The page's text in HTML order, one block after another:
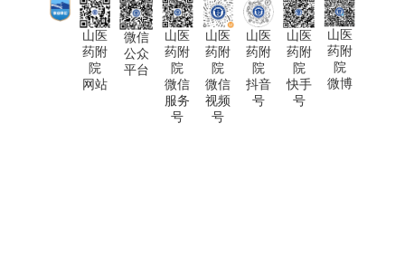
山医
药附
院
网站
微信
公众
平台
山医
药附
院
微信
服务
号
山医
药附
院
微信
视频
号
山医
药附
院
抖音
号
山医
药附
院
快手
号
山医
药附
院
微博